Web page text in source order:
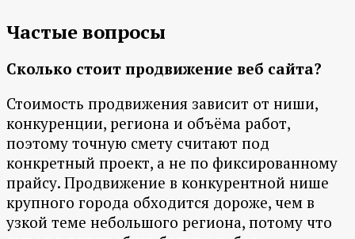
Частые вопросы
Сколько стоит продвижение веб сайта?
Стоимость продвижения зависит от ниши,
конкуренции, региона и объёма работ,
поэтому точную смету считают под
конкретный проект, а не по фиксированному
прайсу. Продвижение в конкурентной нише
крупного города обходится дороже, чем в
узкой теме небольшого региона, потому что